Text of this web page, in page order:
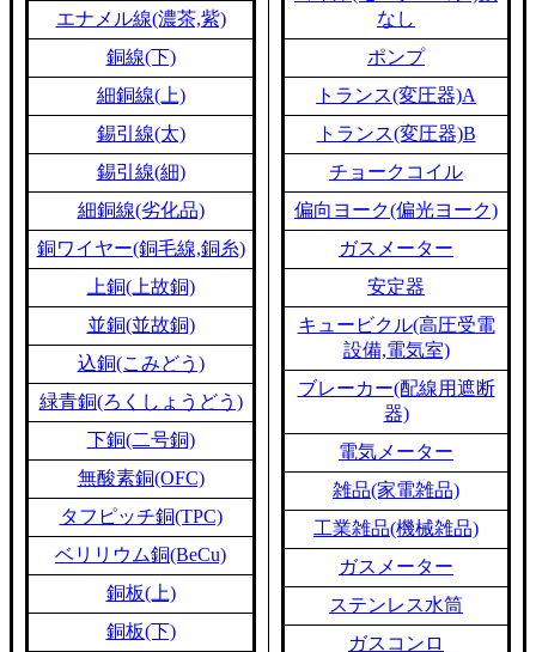
エナメル線(濃茶,紫)
銅線(下)
細銅線(上)
錫引線(太)
錫引線(細)
細銅線(劣化品)
銅ワイヤー(銅毛線,銅糸)
上銅(上故銅)
並銅(並故銅)
込銅(こみどう)
緑青銅(ろくしょうどう)
下銅(二号銅)
無酸素銅(OFC)
タフピッチ銅(TPC)
ベリリウム銅(BeCu)
銅板(上)
銅板(下)
なし
ポンプ
トランス(変圧器)A
トランス(変圧器)B
チョークコイル
偏向ヨーク(偏光ヨーク)
ガスメーター
安定器
キュービクル(高圧受電
設備,電気室)
ブレーカー(配線用遮断
器)
電気メーター
雑品(家電雑品)
工業雑品(機械雑品)
ガスメーター
ステンレス水筒
ガスコンロ